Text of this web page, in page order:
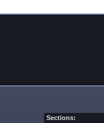
Sections: